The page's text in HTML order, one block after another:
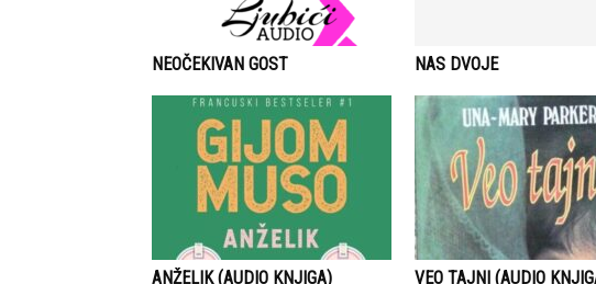
NEOČEKIVAN GOST NAS DVOJE
ANŽELIK (AUDIO KNJIGA) VEO TAJNI (AUDIO